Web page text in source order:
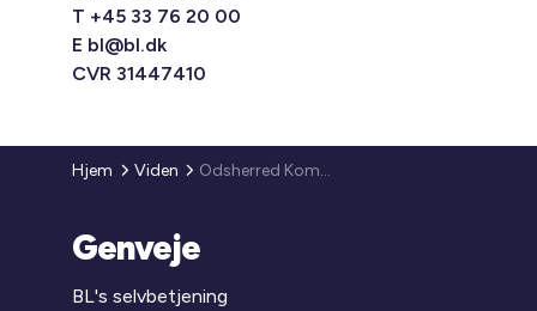
T +45 33 76 20 00
E bl@bl.dk
CVR 31447410
Hjem Viden Odsherred Kommune
Genveje
BL's selvbetjening